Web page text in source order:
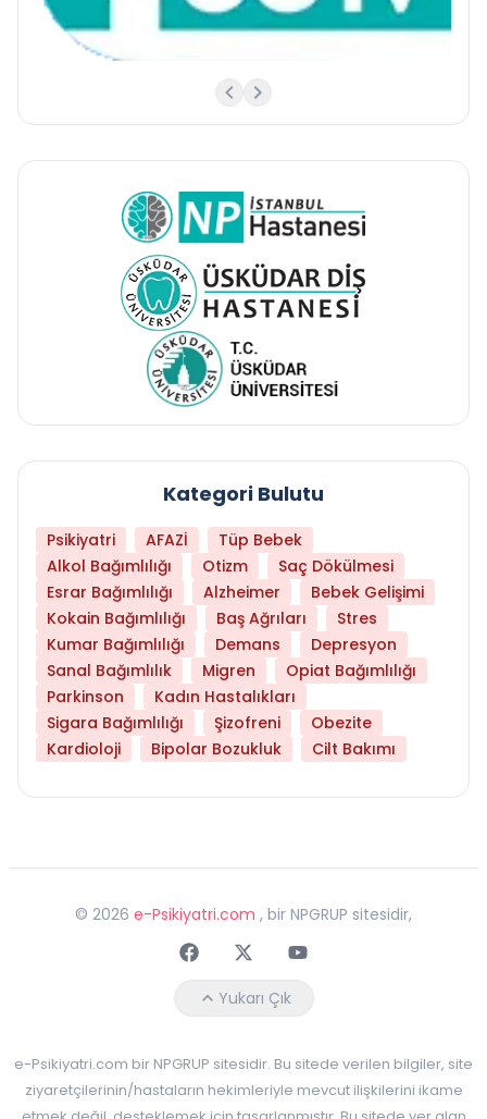
Kategori Bulutu
Psikiyatri AFAZİ
Tüp Bebek
Alkol Bağımlılığı
Otizm
Saç Dökülmesi
Esrar Bağımlılığı
Alzheimer
Bebek Gelişimi
Kokain Bağımlılığı
Baş Ağrıları
Stres
Kumar Bağımlılığı
Demans
Depresyon
Sanal Bağımlılık
Migren
Opiat Bağımlılığı
Parkinson
Kadın Hastalıkları
Sigara Bağımlılığı
Şizofreni
Obezite
Kardioloji
Bipolar Bozukluk Cilt Bakımı
© 2026 e-Psikiyatri.com , bir NPGRUP sitesidir,
FaceebokTwitterYoutube
Yukarı Çık
e-Psikiyatri.com bir NPGRUP sitesidir. Bu sitede verilen bilgiler, site
ziyaretçilerinin/hastaların hekimleriyle mevcut ilişkilerini ikame